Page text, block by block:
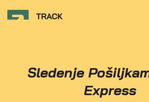
Sledenje
Express